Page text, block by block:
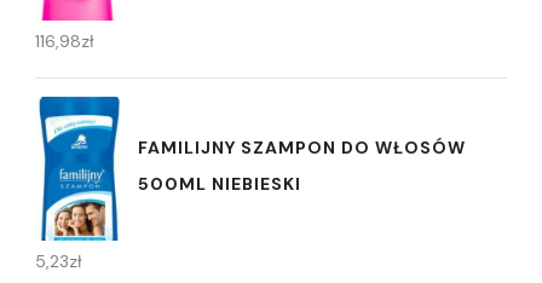
116,98zł
FAMILIJNY SZAMPON DO WŁOSÓW
500ML NIEBIESKI
5,23zł